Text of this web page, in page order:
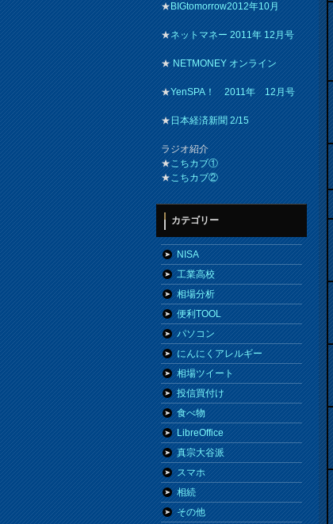
★BIGtomorrow2012年10月
★ネットマネー 2011年 12月号
★NETMONEY オンライン
★YenSPA！ 2011年 12月号
★日本経済新聞 2/15
ラジオ紹介
★こちカブ①
★こちカブ②
カテゴリー
NISA
工業高校
相場分析
便利TOOL
パソコン
にんにくアレルギー
相場ツイート
投信買付け
食べ物
LibreOffice
真宗大谷派
スマホ
相続
その他